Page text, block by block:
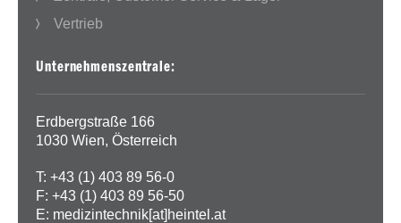
Vertrieb
Unternehmenszentrale:
Erdbergstraße 166
1030 Wien, Österreich
T: +43 (1) 403 89 56-0
F: +43 (1) 403 89 56-50
E: medizintechnik[at]heintel.at